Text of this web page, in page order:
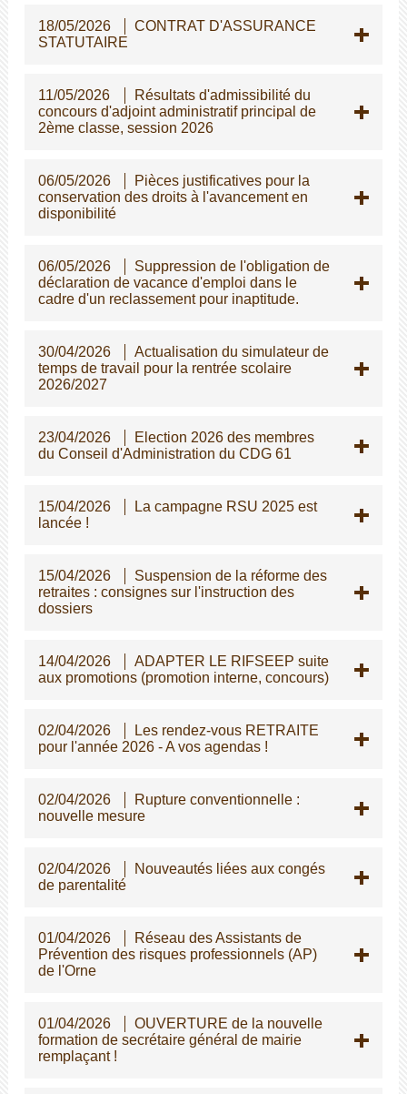
18/05/2026
CONTRAT D'ASSURANCE
STATUTAIRE
11/05/2026
Résultats d'admissibilité du
concours d'adjoint administratif principal de
2ème classe, session 2026
06/05/2026
Pièces justificatives pour la
conservation des droits à l'avancement en
disponibilité
06/05/2026
Suppression de l'obligation de
déclaration de vacance d'emploi dans le
cadre d'un reclassement pour inaptitude.
30/04/2026
Actualisation du simulateur de
temps de travail pour la rentrée scolaire
2026/2027
23/04/2026
Election 2026 des membres
du Conseil d'Administration du CDG 61
15/04/2026
La campagne RSU 2025 est
lancée !
15/04/2026
Suspension de la réforme des
retraites : consignes sur l'instruction des
dossiers
14/04/2026
ADAPTER LE RIFSEEP suite
aux promotions (promotion interne, concours)
02/04/2026
Les rendez-vous RETRAITE
pour l'année 2026 - A vos agendas !
02/04/2026
Rupture conventionnelle :
nouvelle mesure
02/04/2026
Nouveautés liées aux congés
de parentalité
01/04/2026
Réseau des Assistants de
Prévention des risques professionnels (AP)
de l'Orne
01/04/2026
OUVERTURE de la nouvelle
formation de secrétaire général de mairie
remplaçant !